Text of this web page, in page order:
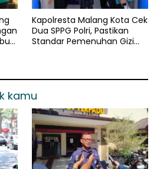
Kapolresta Malang Kota Cek
Dua SPPG Polri, Pastikan
Standar Pemenuhan Gizi
kamu